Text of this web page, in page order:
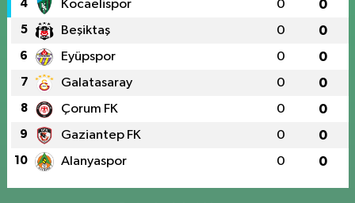
4 Kocaelispor 0 0
5 Beşiktaş 0 0
6 Eyüpspor 0 0
7 Galatasaray 0 0
8 Çorum FK 0 0
9 Gaziantep FK 0 0
10 Alanyaspor 0 0